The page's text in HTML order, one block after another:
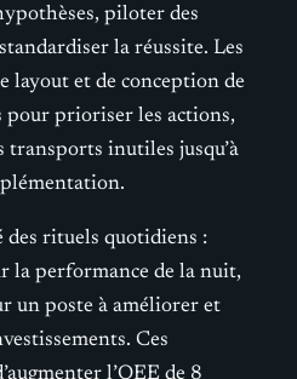
piloter des
la réussite. Les
layout et de conception de
pour prioriser les actions,
transports inutiles jusqu’à
rituels quotidiens :
la performance de la nuit,
un poste à améliorer et
Ces
l’OEE de 8